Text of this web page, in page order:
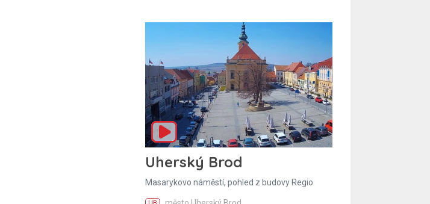
Uherský Brod
Masarykovo náměstí, pohled z budovy Regio